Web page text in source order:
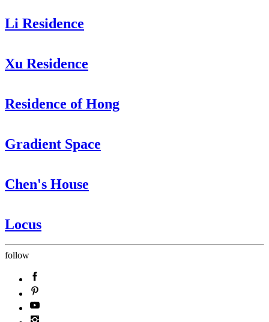
Li Residence
Xu Residence
Residence of Hong
Gradient Space
Chen's House
Locus
follow